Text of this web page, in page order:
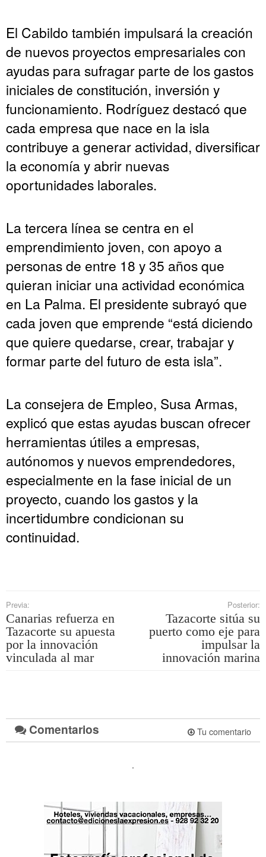
El Cabildo también impulsará la creación
de nuevos proyectos empresariales con
ayudas para sufragar parte de los gastos
iniciales de constitución, inversión y
funcionamiento. Rodríguez destacó que
cada empresa que nace en la isla
contribuye a generar actividad, diversificar
la economía y abrir nuevas
oportunidades laborales.
La tercera línea se centra en el
emprendimiento joven, con apoyo a
personas de entre 18 y 35 años que
quieran iniciar una actividad económica
en La Palma. El presidente subrayó que
cada joven que emprende “está diciendo
que quiere quedarse, crear, trabajar y
formar parte del futuro de esta isla”.
La consejera de Empleo, Susa Armas,
explicó que estas ayudas buscan ofrecer
herramientas útiles a empresas,
autónomos y nuevos emprendedores,
especialmente en la fase inicial de un
proyecto, cuando los gastos y la
incertidumbre condicionan su
continuidad.
Previa:
Canarias refuerza en
Tazacorte su apuesta
por la innovación
vinculada al mar
Posterior:
Tazacorte sitúa su
puerto como eje para
impulsar la
innovación marina
Comentarios Tu comentario
.